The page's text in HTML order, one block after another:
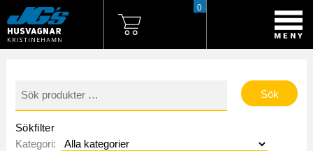
0
efter:
Sökfilter
Kategori: